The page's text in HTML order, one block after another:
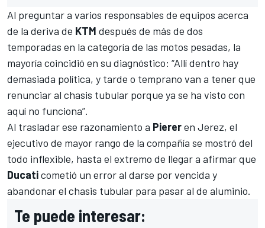
Al preguntar a varios responsables de equipos acerca
de la deriva de KTM después de más de dos
temporadas en la categoría de las motos pesadas, la
mayoría coincidió en su diagnóstico: “Allí dentro hay
demasiada política, y tarde o temprano van a tener que
renunciar al chasis tubular porque ya se ha visto con
aquí no funciona”.
Al trasladar ese razonamiento a Piereren Jerez, el
ejecutivo de mayor rango de la compañía se mostró del
todo inflexible, hasta el extremo de llegar a afirmar que
Ducaticometió un error al darse por vencida y
abandonar el chasis tubular para pasar al de aluminio.
Te puede interesar: